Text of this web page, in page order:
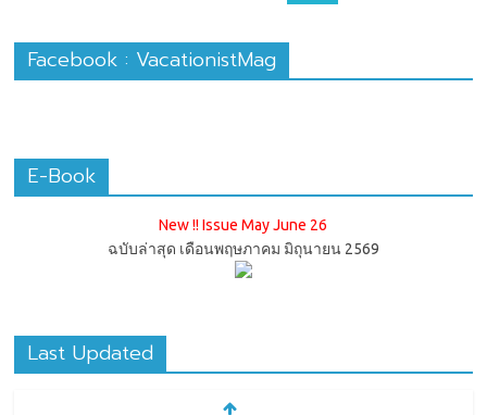
Facebook : VacationistMag
E-Book
New !! Issue May June 26
ฉบับล่าสุด เดือนพฤษภาคม มิถุนายน 2569
Last Updated